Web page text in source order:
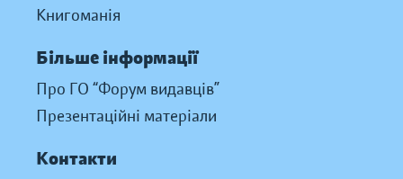
Книгоманія
Більше інформації
Про ГО “Форум видавців”
Презентаційні матеріали
Контакти